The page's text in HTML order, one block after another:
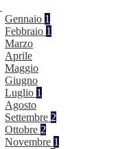
Gennaio 1
Febbraio 1
Marzo
Aprile
Maggio
Giugno
Luglio 1
Agosto
Settembre 2
Ottobre 2
Novembre 1